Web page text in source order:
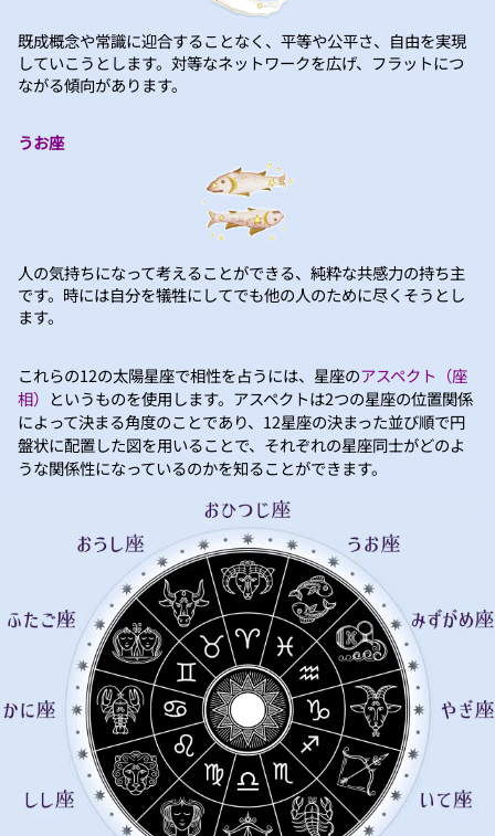
既成概念や常識に迎合することなく、平等や公平さ、自由を実現
していこうとします。対等なネットワークを広げ、フラットにつ
ながる傾向があります。
うお座
人の気持ちになって考えることができる、純粋な共感力の持ち主
です。時には自分を犠牲にしてでも他の人のために尽くそうとし
ます。
これらの12の太陽星座で相性を占うには、星座のアスペクト（座
相） というものを使用します。アスペクトは2つの星座の位置関係
によって決まる角度のことであり、12星座の決まった並び順で円
盤状に配置した図を用いることで、それぞれの星座同士がどのよ
うな関係性になっているのかを知ることができます。